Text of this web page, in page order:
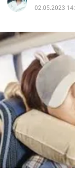
Polityka
Społeczeństwo
Wojna na
Świat
02.05.2023